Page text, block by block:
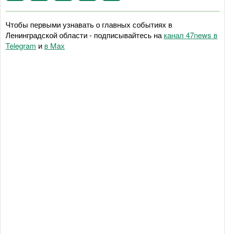
Чтобы первыми узнавать о главных событиях в
Ленинградской области - подписывайтесь на канал 47news в
Telegram и в Maх